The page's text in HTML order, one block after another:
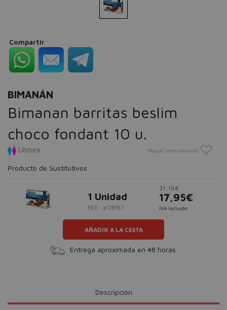
Compartir
BIMANÁN
Bimanan barritas beslim
choco fondant 10 u.
Unisex Marcar como favorito
Producto de Sustitutivos
1 Unidad
REF.: #178167
21,18€
17,95€
IVA incluido
AÑADIR A LA CESTA
Entrega aproximada en 48 horas
Descripción